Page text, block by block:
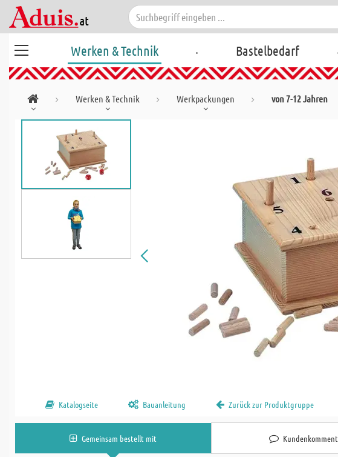
Werken & Technik . Bastelbedarf
Werken & Technik Werkpackungen von 7-12 Jahren
Katalogseite Bauanleitung Zurück zur Produktgruppe
Gemeinsam bestellt mit